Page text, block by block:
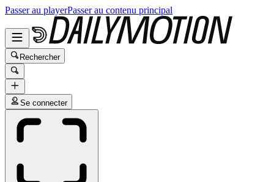
Passer au playerPasser au contenu principal
Rechercher
Se connecter